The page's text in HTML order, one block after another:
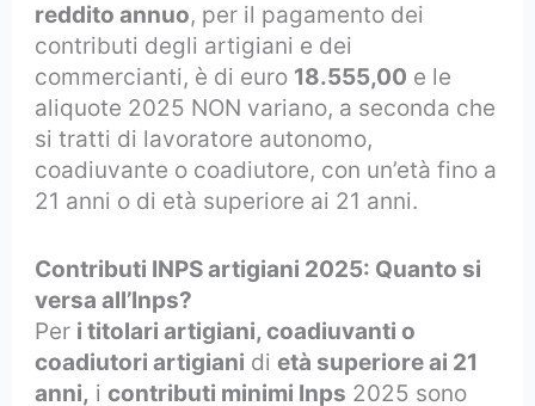
reddito annuo, per il pagamento dei
contributi degli artigiani e dei
commercianti, è di euro 18.555,00 e le
aliquote 2025 NON variano, a seconda che
si tratti di lavoratore autonomo,
coadiuvante o coadiutore, con un’età fino a
21 anni o di età superiore ai 21 anni.
Contributi INPS artigiani 2025: Quanto si
versa all’Inps?
Per i titolari artigiani, coadiuvanti o
coadiutori artigiani dietà superiore ai 21
anni, icontributi minimi Inps 2025 sono